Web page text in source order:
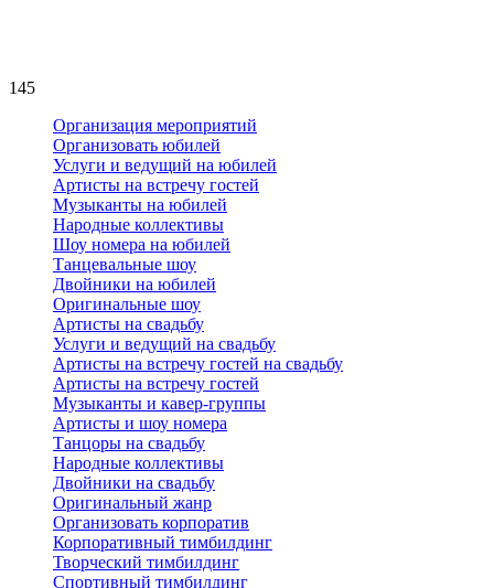
145
Организация мероприятий
Организовать юбилей
Услуги и ведущий на юбилей
Артисты на встречу гостей
Музыканты на юбилей
Народные коллективы
Шоу номера на юбилей
Танцевальные шоу
Двойники на юбилей
Оригинальные шоу
Артисты на свадьбу
Услуги и ведущий на свадьбу
Артисты на встречу гостей на свадьбу
Артисты на встречу гостей
Музыканты и кавер-группы
Артисты и шоу номера
Танцоры на свадьбу
Народные коллективы
Двойники на свадьбу
Оригинальный жанр
Организовать корпоратив
Корпоративный тимбилдинг
Творческий тимбилдинг
Спортивный тимбилдинг